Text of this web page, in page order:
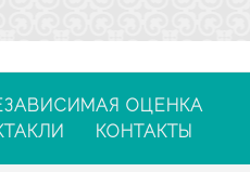
ОЦЕНКА
КОНТАКТЫ